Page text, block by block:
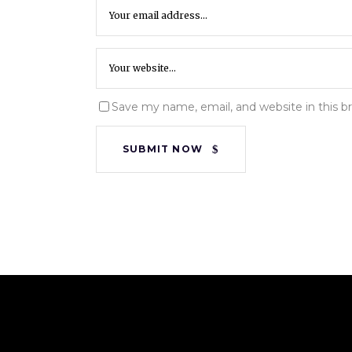
Save my name, email, and website in this
SUBMIT NOW